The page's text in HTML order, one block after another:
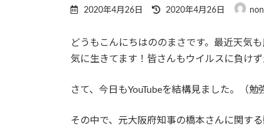
2020年4月26日
最
新
日
2020年4月26日
どうもこんにちはののまさです。最近天気
気に生きてます！皆さんもウイルスに負け
さて、今日もYouTubeを結構見ました。（
その中で、元大阪府知事の橋本さんに関す